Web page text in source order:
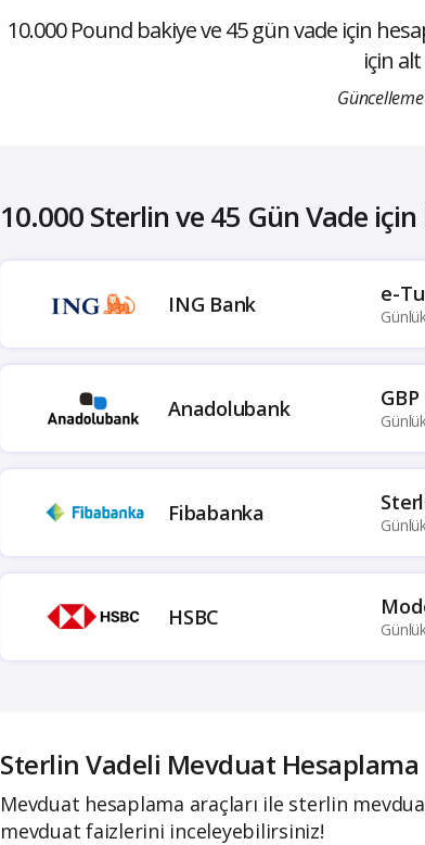
10.000 Pound bakiye ve 45 gün vade için
için
10.000 Sterlin ve 45 Gün Vade
ING Bank e-
Anadolubank
Fibabanka
HSBC
Sterlin Vadeli Mevduat Hesaplama
Mevduat hesaplama araçları ile sterlin
mevduat faizlerini inceleyebilirsiniz!